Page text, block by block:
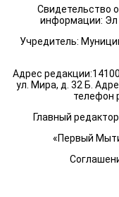
Свидетельство
информации: Эл
Учредитель:
Адрес
ул. Мира, д. 32 Б.
телефон
Главный
«Первый